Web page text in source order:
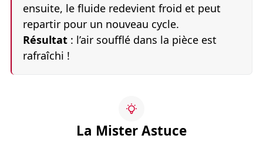
ensuite, le fluide redevient froid et peut
repartir pour un nouveau cycle.
Résultat : l’air soufflé dans la pièce est
rafraîchi !
La Mister Astuce